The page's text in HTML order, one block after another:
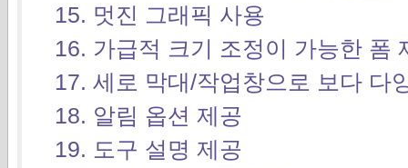
15. 멋진 그래픽 사용
16. 가급적 크기 조정이 가능한 폼
17. 세로 막대/작업창으로 보다 다
18. 알림 옵션 제공
19. 도구 설명 제공